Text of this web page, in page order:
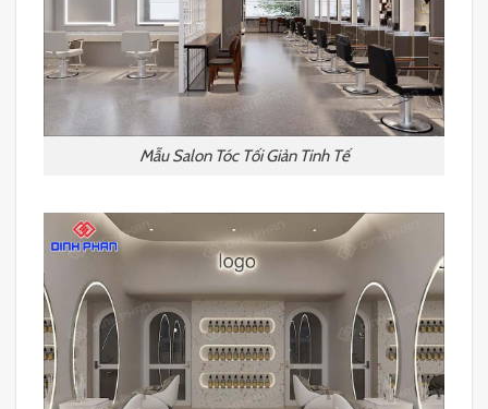
Mẫu Salon Tóc Tối Giản Tinh Tế